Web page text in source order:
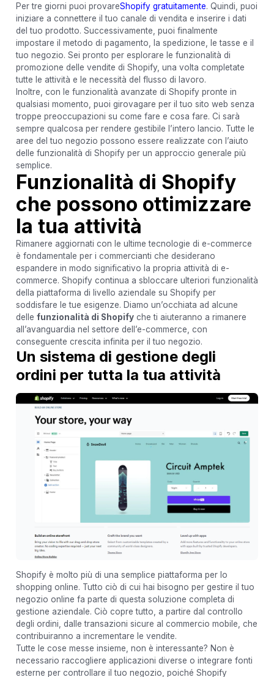
Per tre giorni puoi provareShopify gratuitamente. Quindi, puoi
iniziare a connettere il tuo canale di vendita e inserire i dati
del tuo prodotto. Successivamente, puoi finalmente
impostare il metodo di pagamento, la spedizione, le tasse e il
tuo negozio. Sei pronto per esplorare le funzionalità di
promozione delle vendite di Shopify, una volta completate
tutte le attività e le necessità del flusso di lavoro.
Inoltre, con le funzionalità avanzate di Shopify pronte in
qualsiasi momento, puoi girovagare per il tuo sito web senza
troppe preoccupazioni su come fare e cosa fare. Ci sarà
sempre qualcosa per rendere gestibile l’intero lancio. Tutte le
aree del tuo negozio possono essere realizzate con l’aiuto
delle funzionalità di Shopify per un approccio generale più
semplice.
Funzionalità di Shopify
che possono ottimizzare
la tua attività
Rimanere aggiornati con le ultime tecnologie di e-commerce
è fondamentale per i commercianti che desiderano
espandere in modo significativo la propria attività di e-
commerce. Shopify continua a sbloccare ulteriori funzionalità
della piattaforma di livello aziendale su Shopify per
soddisfare le tue esigenze. Diamo un’occhiata ad alcune
delle funzionalità di Shopifyche ti aiuteranno a rimanere
all’avanguardia nel settore dell’e-commerce, con
conseguente crescita infinita per il tuo negozio.
Un sistema di gestione degli
ordini per tutta la tua attività
Shopify è molto più di una semplice piattaforma per lo
shopping online. Tutto ciò di cui hai bisogno per gestire il tuo
negozio online fa parte di questa soluzione completa di
gestione aziendale. Ciò copre tutto, a partire dal controllo
degli ordini, dalle transazioni sicure al commercio mobile, che
contribuiranno a incrementare le vendite.
Tutte le cose messe insieme, non è interessante? Non è
necessario raccogliere applicazioni diverse o integrare fonti
esterne per controllare il tuo negozio, poiché Shopify